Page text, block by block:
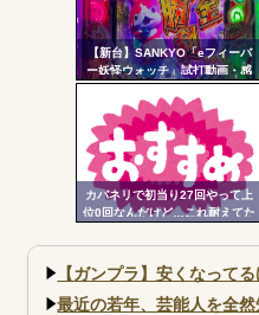
【新台】SANKYO「eフィーバ
ー妖怪ウォッチ」試打動画・感
想まとめ！流石にこれは覇権だ
ろ！SSS評価
カバネリで初当り27回やって上
位0回なんだけど…これ耐えてた
の！？
【ガンプラ】安くなって
最近の若年、芸能人を全